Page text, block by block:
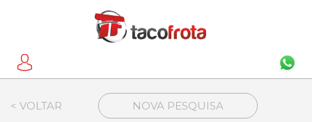
< VOLTAR NOVA PESQUISA